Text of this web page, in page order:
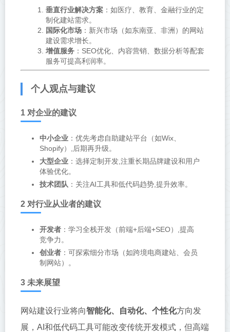
垂直行业解决方案 ：如医疗、教育、金融行业的定
制化建站需求。
国际化市场 ：新兴市场（如东南亚、非洲）的网站
建设需求增长。
增值服务 ：SEO优化、内容营销、数据分析等配套
服务可提高利润率。
个人观点与建议
1 对企业的建议
中小企业：优先考虑自助建站平台（如Wix、
Shopify）,后期再升级。
大型企业：选择定制开发,注重长期品牌建设和用户
体验优化。
技术团队 ：关注AI工具和低代码趋势,提升效率。
2 对行业从业者的建议
开发者：学习全栈开发（前端+后端+SEO）,提高
竞争力。
创业者：可探索细分市场（如跨境电商建站、会员
制网站）。
3 未来展望
网站建设行业将向智能化、自动化、个性化方向发
展，AI和低代码工具可能改变传统开发模式，但高端